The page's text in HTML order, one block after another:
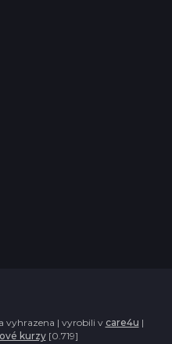
vyhrazena | vyrobili v care4u |
kurzy[0.719]